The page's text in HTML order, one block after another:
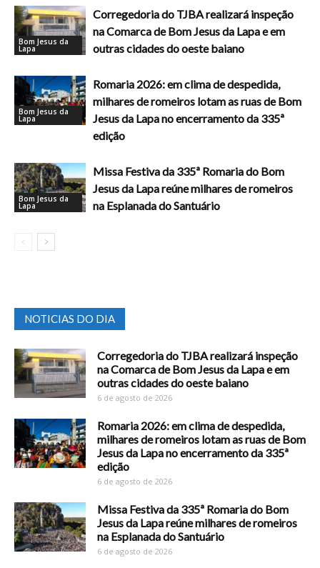
Bom Jesus da
Lapa
Corregedoria do TJBA realizará inspeção
na Comarca de Bom Jesus da Lapa e em
outras cidades do oeste baiano
Bom Jesus da
Lapa
Romaria 2026: em clima de despedida,
milhares de romeiros lotam as ruas de Bom
Jesus da Lapa no encerramento da 335ª
edição
Bom Jesus da
Lapa
Missa Festiva da 335ª Romaria do Bom
Jesus da Lapa reúne milhares de romeiros
na Esplanada do Santuário
NOTICIAS DO DIA
Corregedoria do TJBA realizará inspeção
na Comarca de Bom Jesus da Lapa e em
outras cidades do oeste baiano
6 de agosto de 2026
Romaria 2026: em clima de despedida,
milhares de romeiros lotam as ruas de Bom
Jesus da Lapa no encerramento da 335ª
edição
6 de agosto de 2026
Missa Festiva da 335ª Romaria do Bom
Jesus da Lapa reúne milhares de romeiros
na Esplanada do Santuário
6 de agosto de 2026